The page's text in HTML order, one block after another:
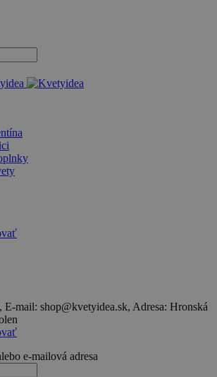
E-mail: shop@kvetyidea.sk, Adresa: Hronská
e-mailová adresa